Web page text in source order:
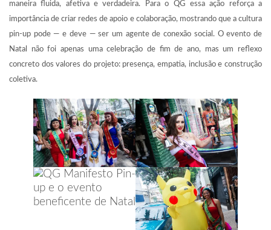
maneira fluida, afetiva e verdadeira. Para o QG essa ação reforça a
importância de criar redes de apoio e colaboração, mostrando que a cultura
pin-up pode — e deve — ser um agente de conexão social. O evento de
Natal não foi apenas uma celebração de fim de ano, mas um reflexo
concreto dos valores do projeto: presença, empatia, inclusão e construção
coletiva.